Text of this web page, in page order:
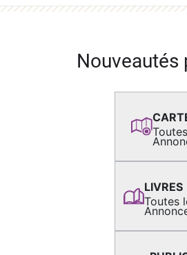
Nouveautés
LIVRES
Toutes